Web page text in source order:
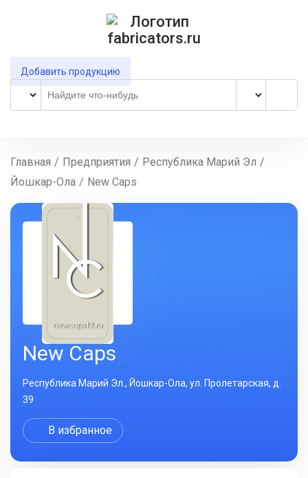
Добавить продукцию
Главная / Предприятия / Республика Марий Эл /
Йошкар-Ола / New Caps
New Caps
Республика Марий Эл., Йошкар-Ола, ул. Пролетарская, д.
39
В избранное